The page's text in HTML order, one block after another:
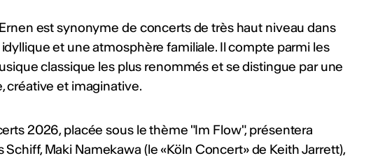
est synonyme de concerts de très haut niveau dans
et une atmosphère familiale. Il compte parmi les
classique les plus renommés et se distingue par une
créative et imaginative.
2026, placée sous le thème "Im Flow", présentera
Maki Namekawa (le «Köln Concert» de Keith Jarrett),